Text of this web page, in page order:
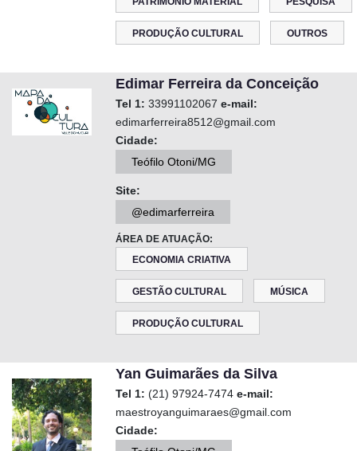
PRODUÇÃO CULTURAL OUTROS
Edimar Ferreira da Conceição
Tel 1: 33991102067 e-mail:
edimarferreira8512@gmail.com
Cidade:
Teófilo Otoni/MG
Site:
@edimarferreira
ÁREA DE ATUAÇÃO:
ECONOMIA CRIATIVA
GESTÃO CULTURAL MÚSICA
PRODUÇÃO CULTURAL
Yan Guimarães da Silva
Tel 1: (21) 97924-7474 e-mail:
maestroyanguimaraes@gmail.com
Cidade: